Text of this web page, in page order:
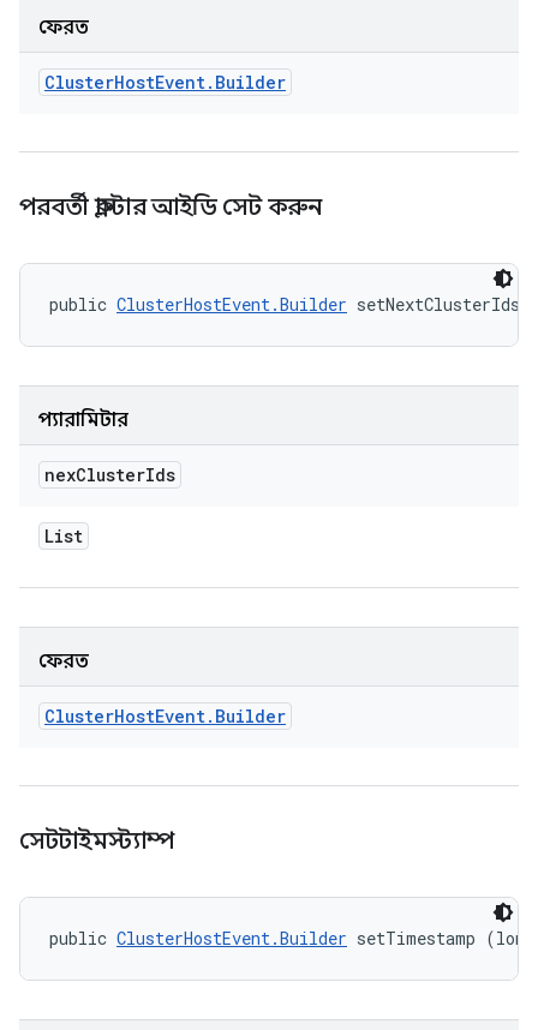
ফেরত
ClusterHostEvent. Builder
পরবর্তী ক্লাস্টার আইডি সেট করুন
public ClusterHostEvent.Builder setNextClusterIds
প্যারামিটার
nexClusterIds
List
ফেরত
ClusterHostEvent. Builder
সেটটাইমস্ট্যাম্প
public ClusterHostEvent.Builder setTimestamp